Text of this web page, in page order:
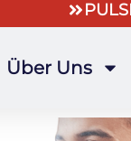
Über Uns